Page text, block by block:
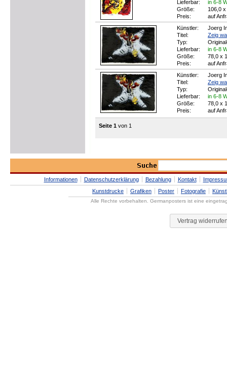
Lieferbar:
in 6-8
Größe:
106,0
Preis:
auf
Künstler:
Joerg
Titel:
Zeig
Typ:
Lieferbar:
in 6-8
Größe:
78,0 x
Preis:
auf
Künstler:
Joerg
Titel:
Zeig
Typ:
Lieferbar:
in 6-8
Größe:
78,0 x
Preis:
auf
Seite 1 von 1
Informationen Datenschutzerklärung Bezahlung Kontakt
Kunstdrucke
Grafiken Poster Fotografie
Alle Rechte vorbehalten. Germanposters ist eine
Vertrag